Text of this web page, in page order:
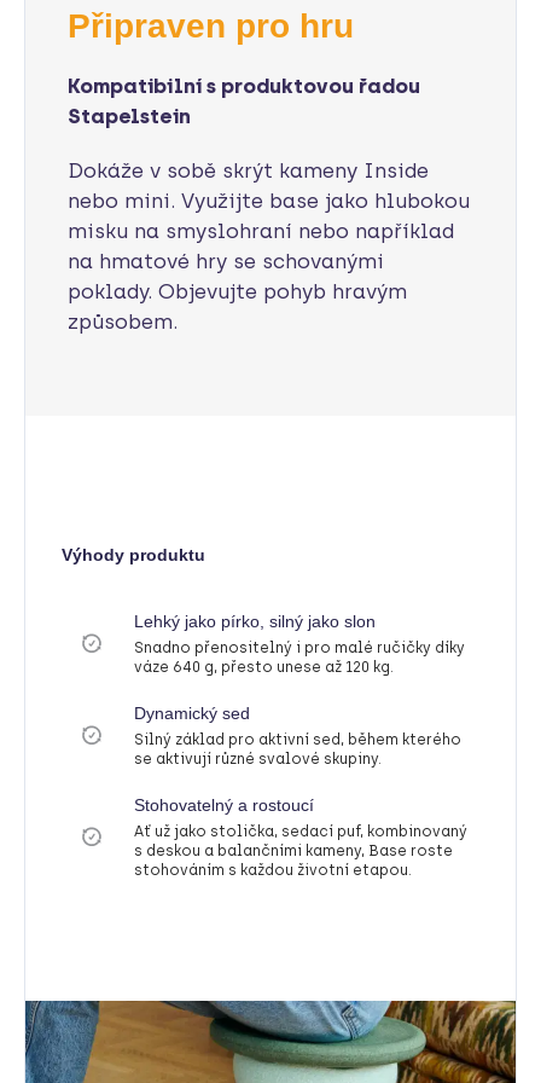
Připraven pro hru
Kompatibilní s produktovou řadou
Stapelstein
Dokáže v sobě skrýt kameny Inside
nebo mini. Využijte base jako hlubokou
misku na smyslohraní nebo například
na hmatové hry se schovanými
poklady. Objevujte pohyb hravým
způsobem.
Výhody produktu
Lehký jako pírko, silný jako slon
Snadno přenositelný i pro malé ručičky díky
váze 640 g, přesto unese až 120 kg.
Dynamický sed
Silný základ pro aktivní sed, během kterého
se aktivují různé svalové skupiny.
Stohovatelný a rostoucí
Ať už jako stolička, sedací puf, kombinovaný
s deskou a balančními kameny, Base roste
stohováním s každou životní etapou.